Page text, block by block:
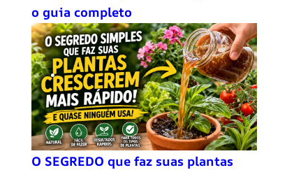
o guia completo
O SEGREDO que faz suas plantas